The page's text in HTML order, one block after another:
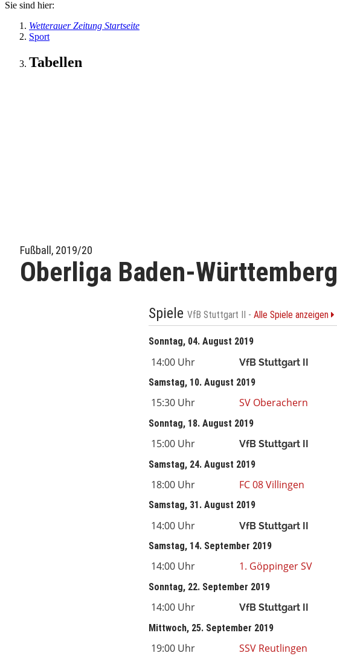
Sie sind hier:
Wetterauer Zeitung Startseite
Sport
Tabellen
Fußball, 2019/20
Oberliga Baden-Württemberg
Spiele VfB Stuttgart II - Alle Spiele anzeigen
Sonntag, 04. August 2019
14:00 Uhr VfB Stuttgart II
Samstag, 10. August 2019
15:30 Uhr SV Oberachern
Sonntag, 18. August 2019
15:00 Uhr VfB Stuttgart II
Samstag, 24. August 2019
18:00 Uhr FC 08 Villingen
Samstag, 31. August 2019
14:00 Uhr VfB Stuttgart II
Samstag, 14. September 2019
14:00 Uhr 1. Göppinger SV
Sonntag, 22. September 2019
14:00 Uhr VfB Stuttgart II
Mittwoch, 25. September 2019
19:00 Uhr SSV Reutlingen